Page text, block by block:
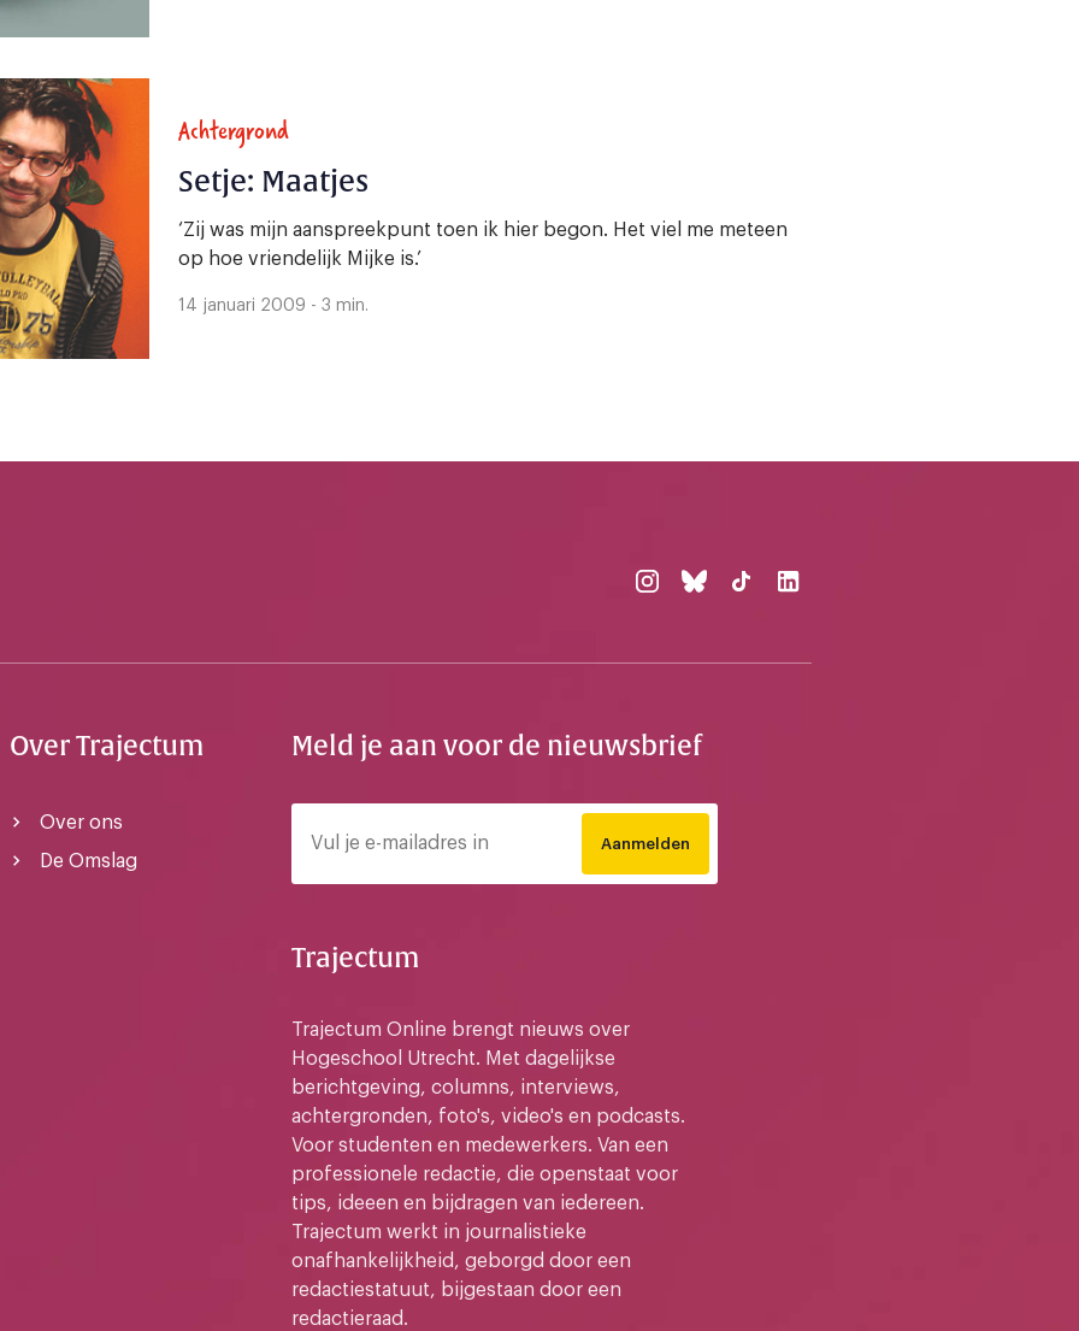
Achtergrond
Setje: Maatjes
‘Zij was mijn aanspreekpunt toen ik hier begon. Het viel me meteen
op hoe vriendelijk Mijke is.’
14 januari 2009 - 3 min.
Over Trajectum
Over ons
De Omslag
Meld je aan voor de nieuwsbrief
Aanmelden
Trajectum
Trajectum Online brengt nieuws over
Hogeschool Utrecht. Met dagelijkse
berichtgeving, columns, interviews,
achtergronden, foto's, video's en podcasts.
Voor studenten en medewerkers. Van een
professionele redactie, die openstaat voor
tips, ideeen en bijdragen van iedereen.
Trajectum werkt in journalistieke
onafhankelijkheid, geborgd door een
redactiestatuut, bijgestaan door een
redactieraad.